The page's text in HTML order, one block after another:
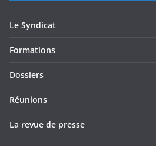
Le Syndicat
Formations
Dossiers
Réunions
La revue de presse